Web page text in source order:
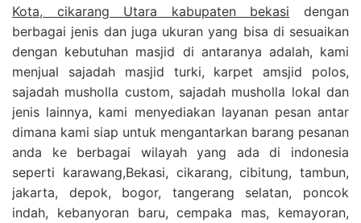
Kota, cikarang Utara kabupaten bekasi dengan
berbagai jenis dan juga ukuran yang bisa di sesuaikan
dengan kebutuhan masjid di antaranya adalah, kami
menjual sajadah masjid turki, karpet amsjid polos,
sajadah musholla custom, sajadah musholla lokal dan
jenis lainnya, kami menyediakan layanan pesan antar
dimana kami siap untuk mengantarkan barang pesanan
anda ke berbagai wilayah yang ada di indonesia
seperti karawang,Bekasi, cikarang, cibitung, tambun,
jakarta, depok, bogor, tangerang selatan, poncok
indah, kebanyoran baru, cempaka mas, kemayoran,